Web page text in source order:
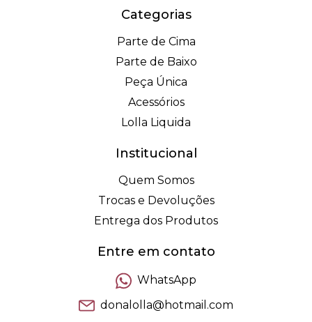
Categorias
Parte de Cima
Parte de Baixo
Peça Única
Acessórios
Lolla Liquida
Institucional
Quem Somos
Trocas e Devoluções
Entrega dos Produtos
Entre em contato
WhatsApp
donalolla@hotmail.com